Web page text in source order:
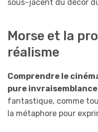
sous-jacent du décor
Morse et la
réalisme
Comprendre le
pure
fantastique, comme
la métaphore pour